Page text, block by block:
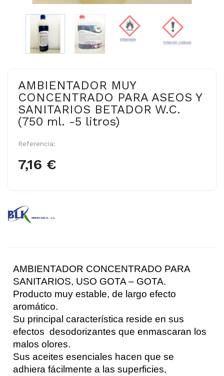
AMBIENTADOR MUY
CONCENTRADO PARA ASEOS Y
SANITARIOS BETADOR W.C.
(750 ml. -5 litros)
Referencia:
7,16 €
AMBIENTADOR CONCENTRADO PARA
SANITARIOS, USO GOTA – GOTA.
Producto muy estable, de largo efecto
aromático.
Su principal característica reside en sus
efectos desodorizantes que enmascaran los
malos olores.
Sus aceites esenciales hacen que se
adhiera fácilmente a las superficies,